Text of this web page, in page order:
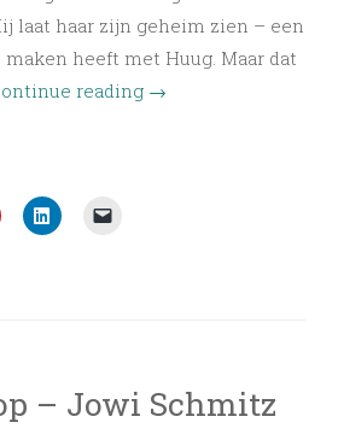
laat haar zijn geheim zien – een
heeft met Huug. Maar dat
reading →
– Jowi Schmitz